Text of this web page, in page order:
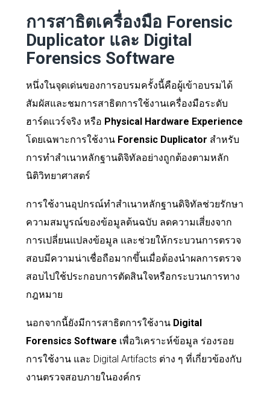
การสาธิตเครื่องมือ Forensic
Duplicator และ Digital
Forensics Software
หนึ่งในจุดเด่นของการอบรมครั้งนี้คือผู้เข้าอบรมได้
สัมผัสและชมการสาธิตการใช้งานเครื่องมือระดับ
ฮาร์ดแวร์จริง หรือ Physical Hardware Experience
โดยเฉพาะการใช้งาน Forensic Duplicator สำหรับ
การทำสำเนาหลักฐานดิจิทัลอย่างถูกต้องตามหลัก
นิติวิทยาศาสตร์
การใช้งานอุปกรณ์ทำสำเนาหลักฐานดิจิทัลช่วยรักษา
ความสมบูรณ์ของข้อมูลต้นฉบับ ลดความเสี่ยงจาก
การเปลี่ยนแปลงข้อมูล และช่วยให้กระบวนการตรวจ
สอบมีความน่าเชื่อถือมากขึ้นเมื่อต้องนำผลการตรวจ
สอบไปใช้ประกอบการตัดสินใจหรือกระบวนการทาง
กฎหมาย
นอกจากนี้ยังมีการสาธิตการใช้งาน Digital
Forensics Software เพื่อวิเคราะห์ข้อมูล ร่องรอย
การใช้งาน และ Digital Artifacts ต่าง ๆ ที่เกี่ยวข้องกับ
งานตรวจสอบภายในองค์กร